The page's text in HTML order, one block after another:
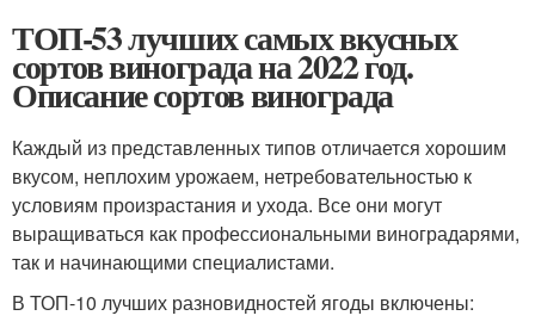
ТОП-53 лучших самых вкусных
сортов винограда на 2022 год.
Описание сортов винограда
Каждый из представленных типов отличается хорошим
вкусом, неплохим урожаем, нетребовательностью к
условиям произрастания и ухода. Все они могут
выращиваться как профессиональными виноградарями,
так и начинающими специалистами.
В ТОП-10 лучших разновидностей ягоды включены: